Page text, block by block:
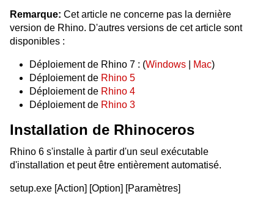
Remarque: Cet article ne concerne pas la dernière
version de Rhino. D'autres versions de cet article sont
disponibles :
Déploiement de Rhino 7 : (Windows Mac)
Déploiement de Rhino 5
Déploiement de Rhino 4
Déploiement de Rhino 3
Installation de Rhinoceros
Rhino 6 s'installe à partir d'un seul exécutable
d'installation et peut être entièrement automatisé.
setup.exe [Action] [Option] [Paramètres]